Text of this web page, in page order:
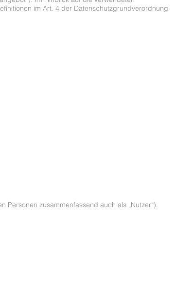
im Art. 4 der Datenschutzgrundverordnung
zusammenfassend auch als „Nutzer“).